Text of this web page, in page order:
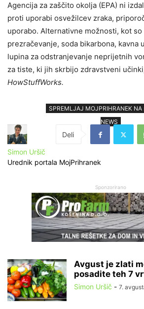
Agencija za zaščito okolja (EPA) ni
proti uporabi osvežilcev zraka,
uporabo. Alternativne možnosti, kot so
prezračevanje, soda bikarbona, kavna
lupina za odstranjevanje neprijetnih
za tiste, ki jih skrbijo zdravstveni
HowStuffWorks.
SPREMLJAJ MOJPRIHRANEK NA
NEWS
Simon Uršič
Urednik portala MojPrihranek
Sponzorirano
Avgust je zlati
posadite teh 7
Simon Uršič - 7.